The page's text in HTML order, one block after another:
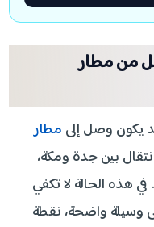
من مطار
يكون وصل إلى مطار
بين جدة ومكة،
هذه الحالة لا تكفي
وسيلة واضحة، نقطة